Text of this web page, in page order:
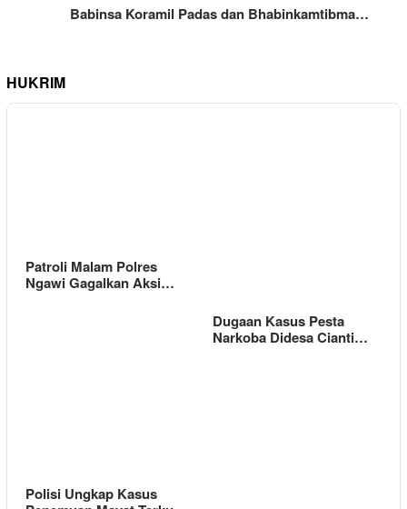
Babinsa Koramil Padas dan Bhabinkamtibma…
HUKRIM
Patroli Malam Polres
Ngawi Gagalkan Aksi…
Dugaan Kasus Pesta
Narkoba Didesa Cianti…
Polisi Ungkap Kasus